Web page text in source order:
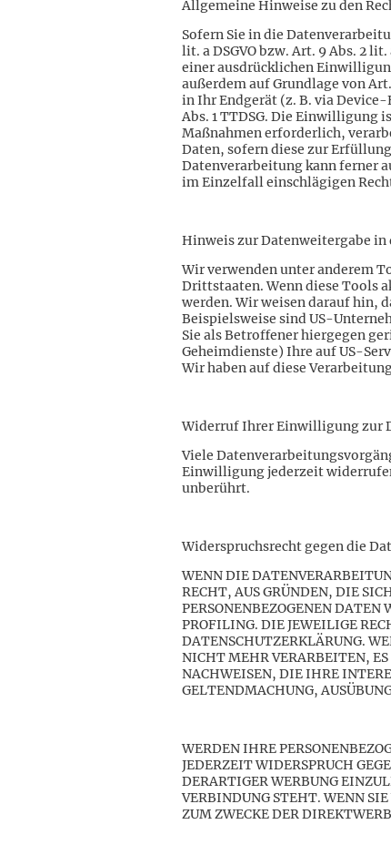
Allgemeine Hinweise zu den
Sofern Sie in die
lit. a DSGVO bzw. Art. 9 Abs. 2
einer ausdrücklichen
außerdem auf Grundlage von
in Ihr Endgerät (z. B. via
Abs. 1 TTDSG. Die
Maßnahmen erforderlich,
Daten, sofern diese zur
Datenverarbeitung kann ferner
im Einzelfall einschlägigen
Hinweis zur Datenweitergabe in
Wir verwenden unter anderem
Drittstaaten. Wenn diese Tools
werden. Wir weisen darauf hin,
Beispielsweise sind US-
Sie als Betroffener hiergegen
Geheimdienste) Ihre auf US-
Wir haben auf diese
Widerruf Ihrer Einwilligung zur
Viele
Einwilligung jederzeit
unberührt.
Widerspruchsrecht gegen die
WENN DIE
RECHT, AUS GRÜNDEN, DIE
PERSONENBEZOGENEN
PROFILING. DIE JEWEILIGE
DATENSCHUTZERKLÄRUNG.
NICHT MEHR VERARBEITEN,
NACHWEISEN, DIE IHRE
GELTENDMACHUNG,
WERDEN IHRE
JEDERZEIT WIDERSPRUCH
DERARTIGER WERBUNG
VERBINDUNG STEHT. WENN
ZUM ZWECKE DER